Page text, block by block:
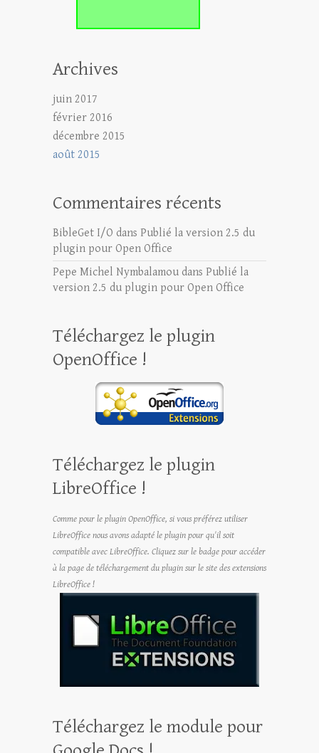
Archives
juin 2017
février 2016
décembre 2015
août 2015
Commentaires récents
BibleGet I/O dans Publié la version 2.5 du
plugin pour Open Office
Pepe Michel Nymbalamou dans Publié la
version 2.5 du plugin pour Open Office
Téléchargez le plugin
OpenOffice !
Téléchargez le plugin
LibreOffice !
Comme pour le plugin OpenOffice, si vous préférez utiliser
LibreOffice nous avons adapté le plugin pour qu'il soit
compatible avec LibreOffice. Cliquez sur le badge pour accéder
à la page de téléchargement du plugin sur le site des extensions
LibreOffice !
Téléchargez le module pour